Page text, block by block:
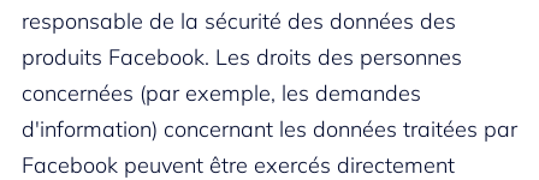
responsable de la sécurité des données des
produits Facebook. Les droits des personnes
concernées (par exemple, les demandes
d'information) concernant les données traitées par
Facebook peuvent être exercés directement